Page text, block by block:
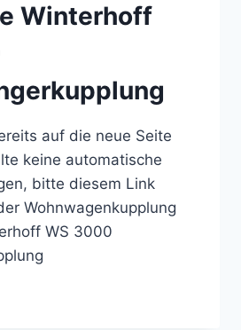
Winterhoff
auf die neue Seite
keine automatische
bitte diesem Link
Wohnwagenkupplung
WS 3000